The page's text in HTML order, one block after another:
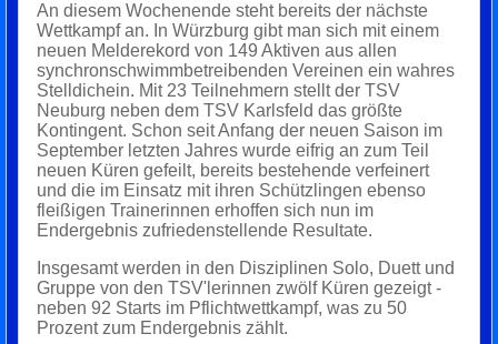
An diesem Wochenende steht bereits der nächste
Wettkampf an. In Würzburg gibt man sich mit einem
neuen Melderekord von 149 Aktiven aus allen
synchronschwimmbetreibenden Vereinen ein wahres
Stelldichein. Mit 23 Teilnehmern stellt der TSV
Neuburg neben dem TSV Karlsfeld das größte
Kontingent. Schon seit Anfang der neuen Saison im
September letzten Jahres wurde eifrig an zum Teil
neuen Küren gefeilt, bereits bestehende verfeinert
und die im Einsatz mit ihren Schützlingen ebenso
fleißigen Trainerinnen erhoffen sich nun im
Endergebnis zufriedenstellende Resultate.
Insgesamt werden in den Disziplinen Solo, Duett und
Gruppe von den TSV'lerinnen zwölf Küren gezeigt -
neben 92 Starts im Pflichtwettkampf, was zu 50
Prozent zum Endergebnis zählt.